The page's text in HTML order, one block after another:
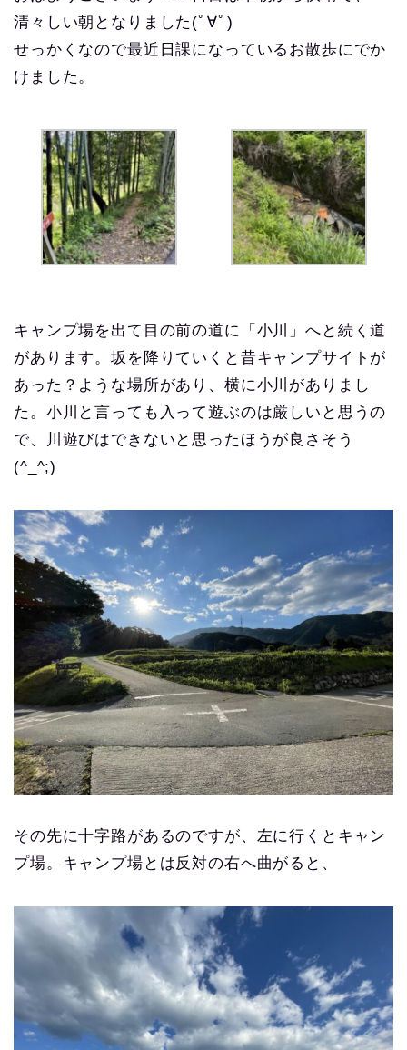
清々しい朝となりました(ﾟ∀ﾟ)
せっかくなので最近日課になっているお散歩にでか
けました。
キャンプ場を出て目の前の道に「小川」へと続く道
があります。坂を降りていくと昔キャンプサイトが
あった？ような場所があり、横に小川がありまし
た。小川と言っても入って遊ぶのは厳しいと思うの
で、川遊びはできないと思ったほうが良さそう
(^_^;)
その先に十字路があるのですが、左に行くとキャン
プ場。キャンプ場とは反対の右へ曲がると、